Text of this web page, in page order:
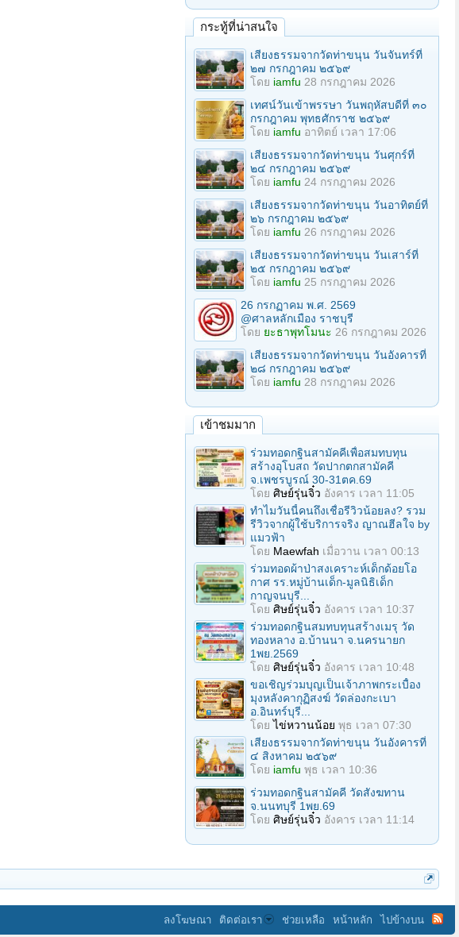
กระทู้ที่น่าสนใจ
เสียงธรรมจากวัดท่าขนุน วันจันทร์ที่
๒๗ กรกฎาคม ๒๕๖๙
โดย iamfu 28 กรกฎาคม 2026
เทศน์วันเข้าพรรษา วันพฤหัสบดีที่ ๓๐
กรกฎาคม พุทธศักราช ๒๕๖๙
โดย iamfu อาทิตย์ เวลา 17:06
เสียงธรรมจากวัดท่าขนุน วันศุกร์ที่
๒๔ กรกฎาคม ๒๕๖๙
โดย iamfu 24 กรกฎาคม 2026
เสียงธรรมจากวัดท่าขนุน วันอาทิตย์ที่
๒๖ กรกฎาคม ๒๕๖๙
โดย iamfu 26 กรกฎาคม 2026
เสียงธรรมจากวัดท่าขนุน วันเสาร์ที่
๒๕ กรกฎาคม ๒๕๖๙
โดย iamfu 25 กรกฎาคม 2026
26 กรกฏาคม พ.ศ. 2569
@ศาลหลักเมือง ราชบุรี
โดย ยะธาพุทโมนะ 26 กรกฎาคม 2026
เสียงธรรมจากวัดท่าขนุน วันอังคารที่
๒๘ กรกฎาคม ๒๕๖๙
โดย iamfu 28 กรกฎาคม 2026
เข้าชมมาก
ร่วมทอดกฐินสามัคคีเพื่อสมทบทุน
สร้างอุโบสถ วัดปากตกสามัคคี
จ.เพชรบูรณ์ 30-31ตค.69
โดย ศิษย์รุ่นจิ๋ว อังคาร เวลา 11:05
ทำไมวันนี้คนถึงเชื่อรีวิวน้อยลง? รวม
รีวิวจากผู้ใช้บริการจริง ญาณฮีลใจ by
แมวฟ้า
โดย Maewfah เมื่อวาน เวลา 00:13
ร่วมทอดผ้าป่าสงเคราะห์เด็กด้อยโอ
กาศ รร.หมู่บ้านเด็ก-มูลนิธิเด็ก
กาญจนบุรี...
โดย ศิษย์รุ่นจิ๋ว อังคาร เวลา 10:37
ร่วมทอดกฐินสมทบทุนสร้างเมรุ วัด
ทองหลาง อ.บ้านนา จ.นครนายก
1พย.2569
โดย ศิษย์รุ่นจิ๋ว อังคาร เวลา 10:48
ขอเชิญร่วมบุญเป็นเจ้าภาพกระเบื้อง
มุงหลังคากุฏิสงฆ์ วัดล่องกะเบา
อ.อินทร์บุรี...
โดยไข่หวานน้อย พุธ เวลา 07:30
เสียงธรรมจากวัดท่าขนุน วันอังคารที่
๔ สิงหาคม ๒๕๖๙
โดย iamfu พุธ เวลา 10:36
ร่วมทอดกฐินสามัคคี วัดสังฆทาน
จ.นนทบุรี 1พย.69
โดย ศิษย์รุ่นจิ๋ว อังคาร เวลา 11:14
ลงโฆษณา ติดต่อเรา ช่วยเหลือ หน้าหลัก ไปข้างบน